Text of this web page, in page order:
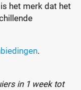
het merk dat het
.
in 1 week tot